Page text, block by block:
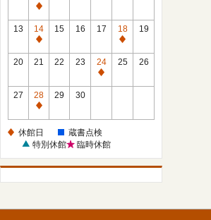
休
館
日
13
14
休
館
15 16 17
18
休
館
19
20 21 22 23
24
休
25 26
27
28
休
日
29 30
休館日
蔵書点検
特別休館
臨時休館